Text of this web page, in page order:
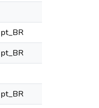
pt_BR
pt_BR
pt_BR